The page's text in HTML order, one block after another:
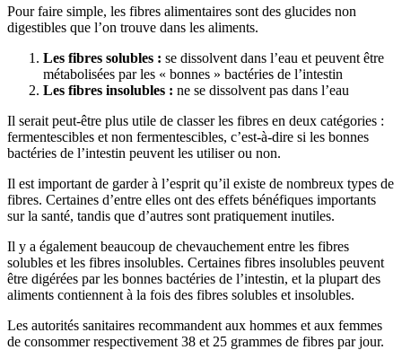
Pour faire simple, les fibres alimentaires sont des glucides non
digestibles que l’on trouve dans les aliments.
Les fibres solubles : se dissolvent dans l’eau et peuvent être
métabolisées par les « bonnes » bactéries de l’intestin
Les fibres insolubles : ne se dissolvent pas dans l’eau
Il serait peut-être plus utile de classer les fibres en deux catégories :
fermentescibles et non fermentescibles, c’est-à-dire si les bonnes
bactéries de l’intestin peuvent les utiliser ou non.
Il est important de garder à l’esprit qu’il existe de nombreux types de
fibres. Certaines d’entre elles ont des effets bénéfiques importants
sur la santé, tandis que d’autres sont pratiquement inutiles.
Il y a également beaucoup de chevauchement entre les fibres
solubles et les fibres insolubles. Certaines fibres insolubles peuvent
être digérées par les bonnes bactéries de l’intestin, et la plupart des
aliments contiennent à la fois des fibres solubles et insolubles.
Les autorités sanitaires recommandent aux hommes et aux femmes
de consommer respectivement 38 et 25 grammes de fibres par jour.